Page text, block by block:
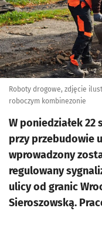
Roboty drogowe, zdjęcie
roboczym kombinezonie
W poniedziałek
przy przebudowie
wprowadzony
regulowany
ulicy od granic
Sieroszowską.